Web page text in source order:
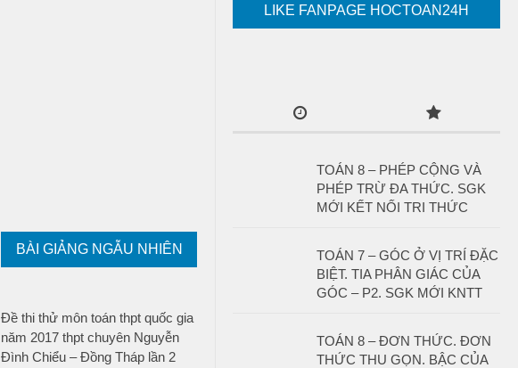
LIKE FANPAGE HOCTOAN24H
TOÁN 8 – PHÉP CỘNG VÀ
PHÉP TRỪ ĐA THỨC. SGK
MỚI KẾT NỐI TRI THỨC
TOÁN 7 – GÓC Ở VỊ TRÍ ĐẶC
BIỆT. TIA PHÂN GIÁC CỦA
GÓC – P2. SGK MỚI KNTT
TOÁN 8 – ĐƠN THỨC. ĐƠN
THỨC THU GỌN. BẬC CỦA
BÀI GIẢNG NGẪU NHIÊN
Đề thi thử môn toán thpt quốc gia
năm 2017 thpt chuyên Nguyễn
Đình Chiểu – Đồng Tháp lần 2